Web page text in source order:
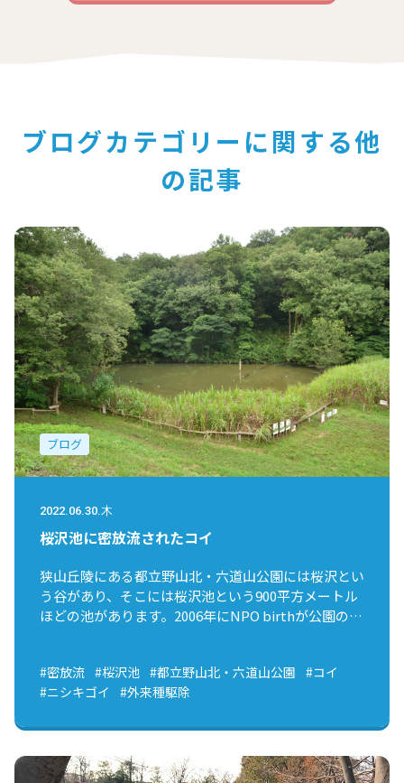
ブログカテゴリーに関する他
の記事
ブログ
2022.06.30.木
桜沢池に密放流されたコイ
狭山丘陵にある都立野山北・六道山公園には桜沢とい
う谷があり、そこには桜沢池という900平方メートル
ほどの池があります。2006年にNPO birthが公園の指
っとの思いでブラックバスやブルーギル、コイなどの
外来魚を根絶することができました。 捕獲されたブ
タッフが池内を泳ぐコイを確認。また、先月末には、
それとはまた別個体のコイ（体長50㎝程）が泳いで
いるのが確認されました。かいぼり時に本種の根絶を
#密放流 #桜沢池 #都立野山北・六道山公園 #コイ
#ニシキゴイ
#外来種駆除